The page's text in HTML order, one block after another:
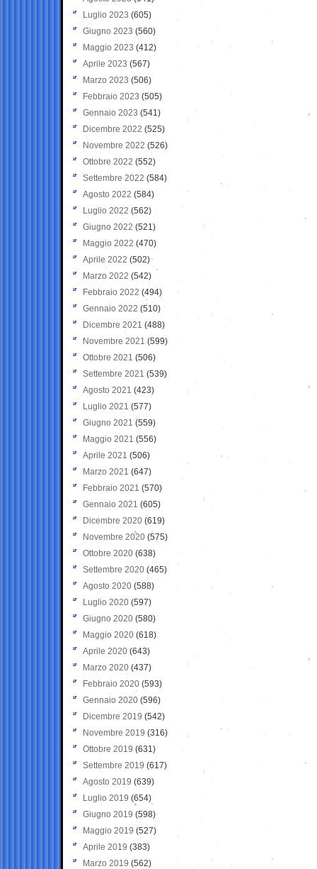
Luglio 2023 (605)
Giugno 2023 (560)
Maggio 2023 (412)
Aprile 2023 (567)
Marzo 2023 (506)
Febbraio 2023 (505)
Gennaio 2023 (541)
Dicembre 2022 (525)
Novembre 2022 (526)
Ottobre 2022 (552)
Settembre 2022 (584)
Agosto 2022 (584)
Luglio 2022 (562)
Giugno 2022 (521)
Maggio 2022 (470)
Aprile 2022 (502)
Marzo 2022 (542)
Febbraio 2022 (494)
Gennaio 2022 (510)
Dicembre 2021 (488)
Novembre 2021 (599)
Ottobre 2021 (506)
Settembre 2021 (539)
Agosto 2021 (423)
Luglio 2021 (577)
Giugno 2021(559)
Maggio 2021 (556)
Aprile 2021 (506)
Marzo 2021 (647)
Febbraio 2021 (570)
Gennaio 2021 (605)
Dicembre 2020 (619)
Novembre 2020 (575)
Ottobre 2020 (638)
Settembre 2020(465)
Agosto 2020 (588)
Luglio 2020 (597)
Giugno 2020 (580)
Maggio 2020 (618)
Aprile 2020 (643)
Marzo 2020 (437)
Febbraio 2020 (593)
Gennaio 2020 (596)
Dicembre 2019 (542)
Novembre 2019 (316)
Ottobre 2019 (631)
Settembre 2019 (617)
Agosto 2019 (639)
Luglio 2019 (654)
Giugno 2019 (598)
Maggio 2019 (527)
Aprile 2019 (383)
Marzo 2019 (562)